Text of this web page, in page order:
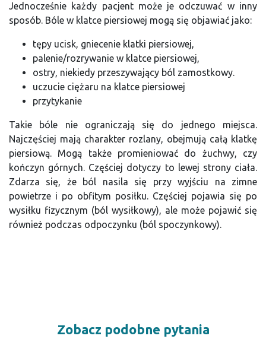
Jednocześnie każdy pacjent może je odczuwać w inny
sposób. Bóle w klatce piersiowej mogą się objawiać jako:
tępy ucisk, gniecenie klatki piersiowej,
palenie/rozrywanie w klatce piersiowej,
ostry, niekiedy przeszywający ból zamostkowy.
uczucie ciężaru na klatce piersiowej
przytykanie
Takie bóle nie ograniczają się do jednego miejsca.
Najczęściej mają charakter rozlany, obejmują całą klatkę
piersiową. Mogą także promieniować do żuchwy, czy
kończyn górnych. Częściej dotyczy to lewej strony ciała.
Zdarza się, że ból nasila się przy wyjściu na zimne
powietrze i po obfitym posiłku. Częściej pojawia się po
wysiłku fizycznym (ból wysiłkowy), ale może pojawić się
również podczas odpoczynku (ból spoczynkowy).
Zobacz podobne pytania